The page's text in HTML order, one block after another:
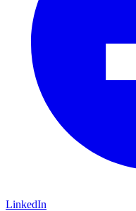
LinkedIn